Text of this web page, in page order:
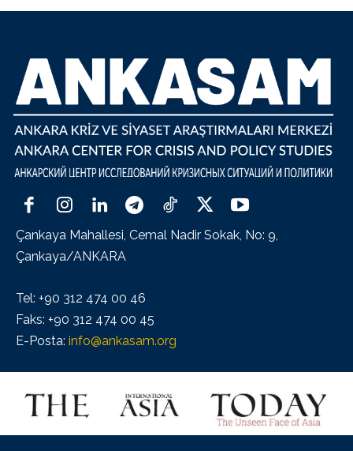
Çankaya Mahallesi, Cemal Nadir Sokak, No: 9,
Çankaya/ANKARA
Tel: +90 312 474 00 46
Faks: +90 312 474 00 45
E-Posta: info@ankasam.org